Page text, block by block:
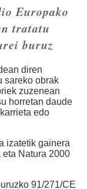
Europako
tratatu
buruz
diren
sareko obrak
zuzenean
horretan daude
edo
izatetik gainera
Natura 2000
91/271/CE